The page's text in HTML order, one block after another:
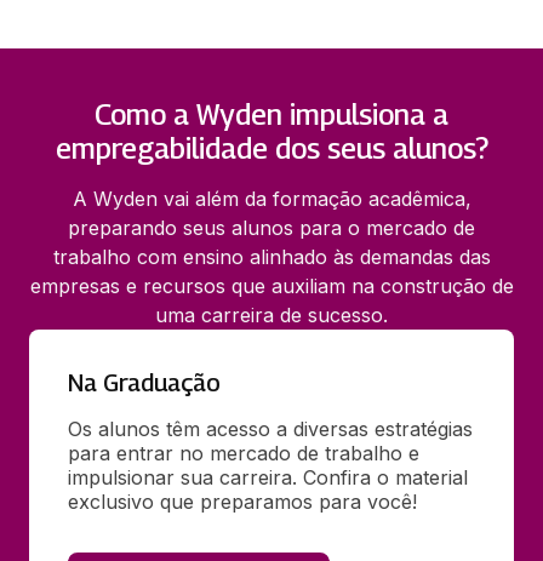
Como a Wyden impulsiona a
empregabilidade dos seus alunos?
A Wyden vai além da formação acadêmica,
preparando seus alunos para o mercado de
trabalho com ensino alinhado às demandas das
empresas e recursos que auxiliam na construção de
uma carreira de sucesso.
Na Graduação
Os alunos têm acesso a diversas estratégias
para entrar no mercado de trabalho e
impulsionar sua carreira. Confira o material
exclusivo que preparamos para você!